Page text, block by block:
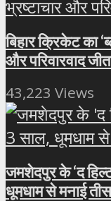
बिहार क्रिकेट का
और परिवारवाद
43,223 Views
जमशेदपुर के ‘द
धूमधाम से मनाई